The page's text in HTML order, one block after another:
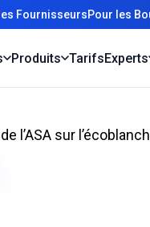
FournisseursPour les
Produits TarifsExperts
l’ASA sur